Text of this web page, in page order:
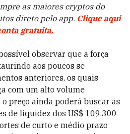
as maiores cryptos do
direto pelo app. Clique aqui
gratuita.
observar que a força
aos poucos se
anteriores, os quais
com um alto volume
preço ainda poderá buscar as
de liquidez dos US$ 109.300
de curto e médio prazo